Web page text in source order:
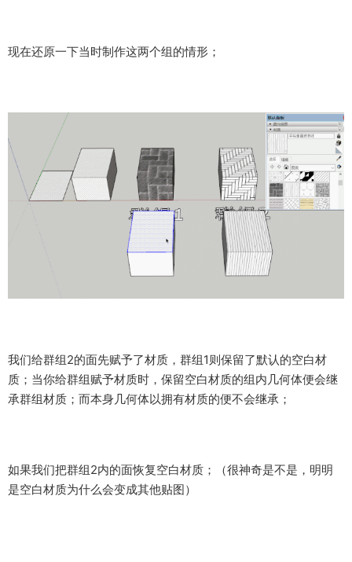
现在还原一下当时制作这两个组的情形；
我们给群组2的面先赋予了材质，群组1则保留了默认的空白材
质；当你给群组赋予材质时，保留空白材质的组内几何体便会继
承群组材质；而本身几何体以拥有材质的便不会继承；
如果我们把群组2内的面恢复空白材质；（很神奇是不是，明明
是空白材质为什么会变成其他贴图）